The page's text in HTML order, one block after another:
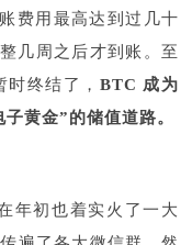
费用最高达到过几十
几周之后才到账。至
终结了， BTC 成为
黄金”的储值道路。
年初也着实火了一大